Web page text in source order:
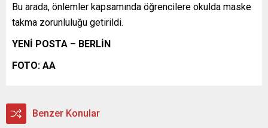
Bu arada, önlemler kapsamında öğrencilere okulda maske
takma zorunluluğu getirildi.
YENİ POSTA – BERLİN
FOTO: AA
Benzer Konular